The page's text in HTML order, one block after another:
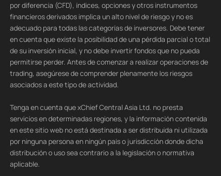
por diferencia (CFD), índices, opciones y otros instrumentos
financieros derivados implica un alto nivel de riesgo y no es
adecuado para todas las categorías de inversores. Debe tener
en cuenta que existe la posibilidad de una pérdida parcial o total
de su inversión inicial, y no debe invertir fondos que no pueda
permitirse perder. Antes de comenzar a realizar operaciones de
trading, asegúrese de comprender plenamente los riesgos
asociados a este tipo de actividad.
Tenga en cuenta que xChief Central Asia Ltd. no presta
servicios en determinadas regiones, y la información contenida
en este sitio web no está destinada a ser distribuida ni utilizada
por ninguna persona en ningún país o jurisdicción donde dicha
distribución o uso sea contrario a la legislación o normativa
aplicable.